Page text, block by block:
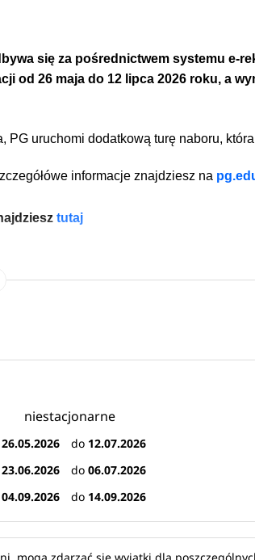
się za pośrednictwem systemu e-
od 26 maja do 12 lipca 2026 roku, a
uruchomi dodatkową turę naboru,
informacje znajdziesz na
tutaj
niestacjonarne
26.05.2026 do 12.07.2026
23.06.2026 do06.07.2026
04.09.2026 do 14.09.2026